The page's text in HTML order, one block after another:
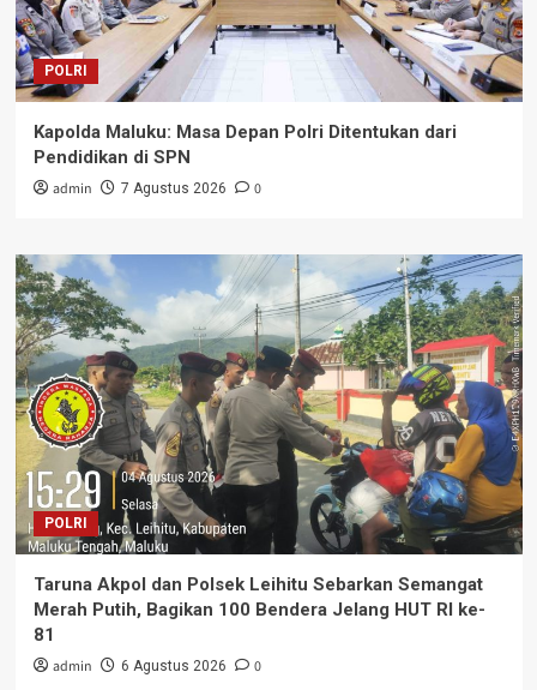
POLRI
Kapolda Maluku: Masa Depan Polri Ditentukan dari
Pendidikan di SPN
admin 7 Agustus 2026 0
POLRI
Taruna Akpol dan Polsek Leihitu Sebarkan Semangat
Merah Putih, Bagikan 100 Bendera Jelang HUT RI ke-
81
admin 6 Agustus 2026 0